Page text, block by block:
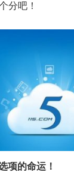
分吧！
项的命运！